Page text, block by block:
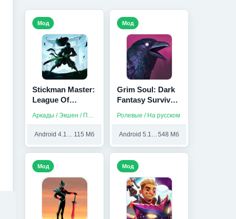
Stickman Master:
League Of
Fight (Мод
меню)
Аркады / Экшен / Платные
Android 4.1 и выше 115 Мб
Мод
Grim Soul: Dark
Fantasy Survival
Бесплатный
крафт)
Ролевые / На русском
Android 5.1 и выше548 Мб
Мод
Мод Мод